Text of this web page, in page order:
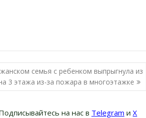
семья с ребенком выпрыгнула из
3 этажа из-за пожара в многоэтажке
на нас в Telegram и Х